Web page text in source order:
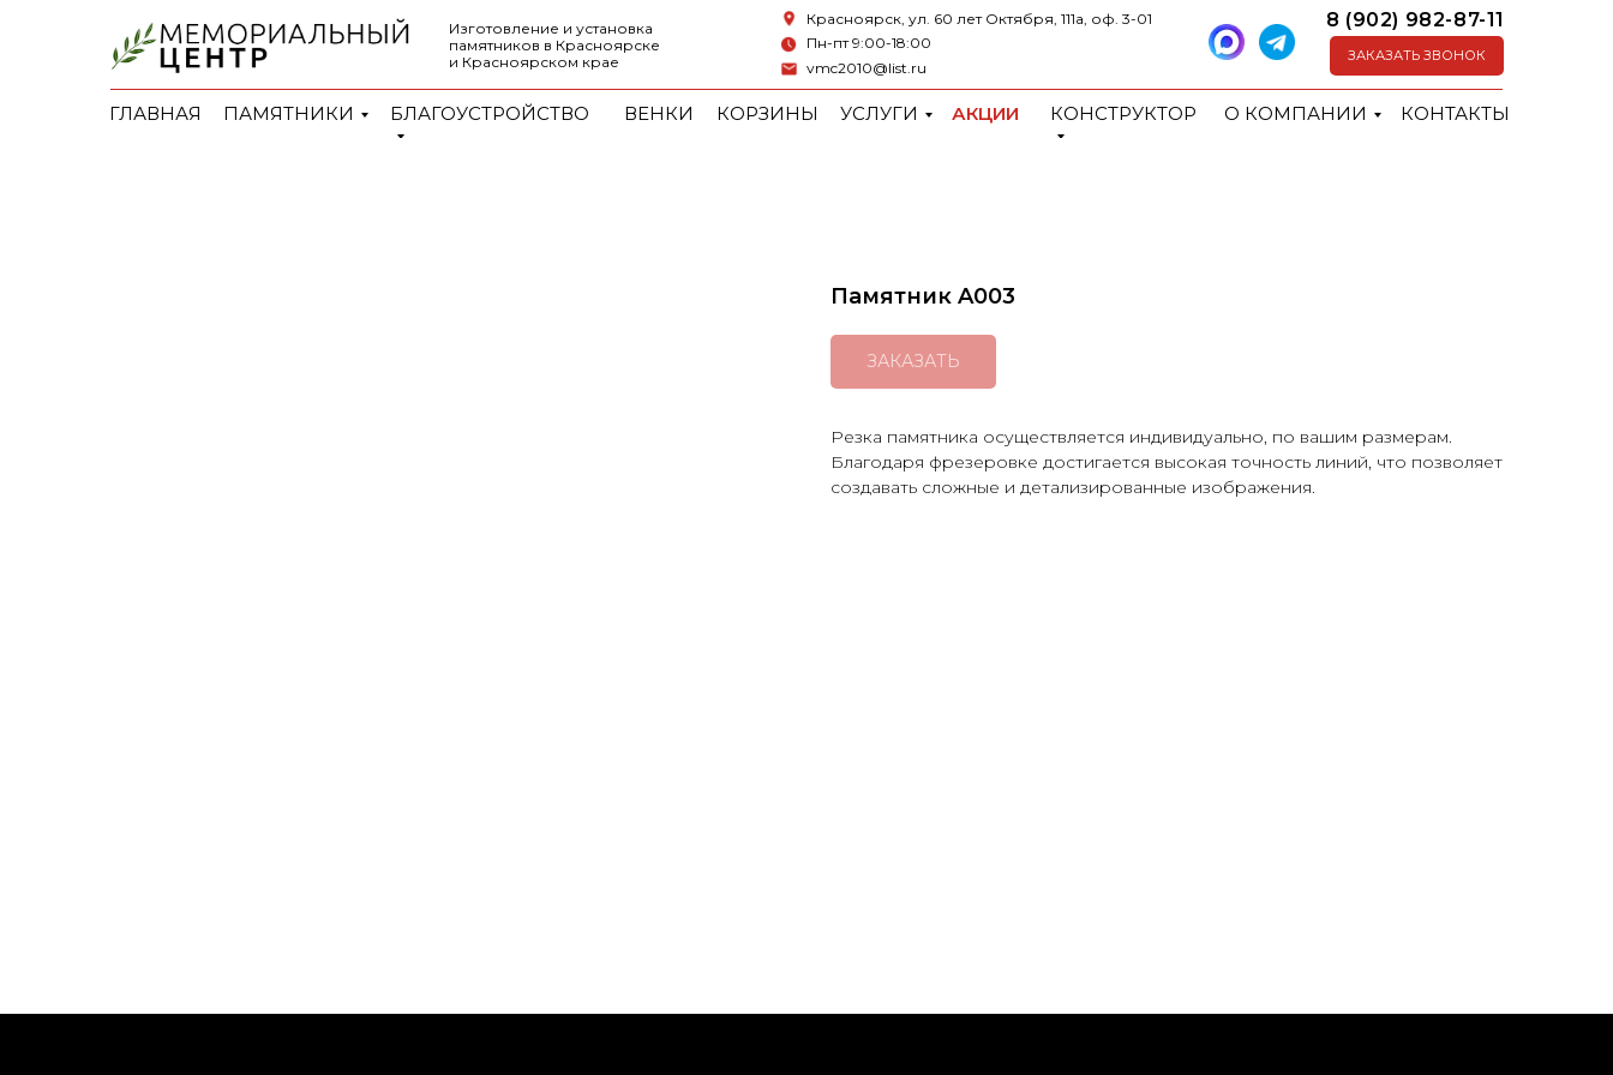
8 (902) 982-87-11
vmc2010@list.ru
Изготовление и установка
памятников в Красноярске
и Красноярском крае
ЗАКАЗАТЬ ЗВОНОК
Красноярск, ул. 60 лет Октября, 111а, оф. 3-01
Пн-пт 9:00-18:00
ПАМЯТНИКИ БЛАГОУСТРОЙСТВО УСЛУГИ
ВЕНКИ КОРЗИНЫ КОНСТРУКТОР О КОМПАНИИ КОНТАКТЫ
ГЛАВНАЯ АКЦИИ
Памятник A003
ЗАКАЗАТЬ
Резка памятника осуществляется индивидуально, по вашим размерам.
Благодаря фрезеровке достигается высокая точность линий, что позволяет
создавать сложные и детализированные изображения.